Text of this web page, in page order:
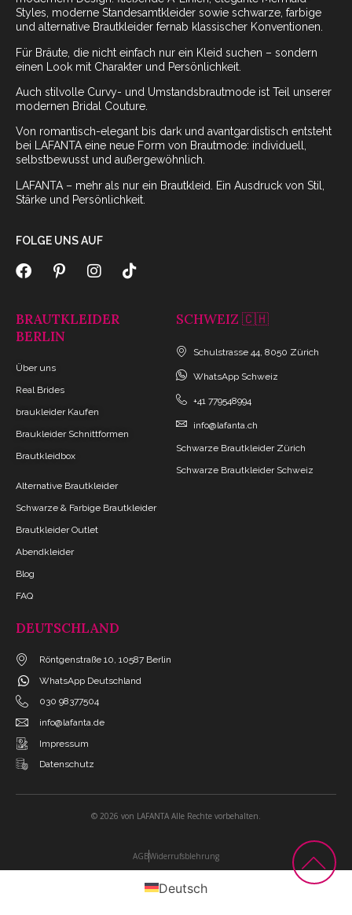
Styles, moderne Standesamtkleider sowie schwarze, farbige
und alternative Brautkleider fernab klassischer Konventionen.
Für Bräute, die nicht einfach nur ein Kleid suchen – sondern
einen Look mit Charakter und Persönlichkeit.
Auch stilvolle Curvy- und Umstandsbrautmode ist Teil unserer
modernen Bridal Couture.
Von romantisch-elegant bis dark und avantgardistisch entsteht
bei LAFANTA eine neue Form von Brautmode: individuell,
selbstbewusst und außergewöhnlich.
LAFANTA – mehr als nur ein Brautkleid. Ein Ausdruck von Stil,
Stärke und Persönlichkeit.
FOLGE UNS AUF
BRAUTKLEIDER
BERLIN
Über uns
Real Brides
braukleider Kaufen
Braukleider Schnittformen
Brautkleidbox
Alternative Brautkleider
Schwarze & Farbige Brautkleider
Brautkleider Outlet
Abendkleider
Blog
FAQ
SCHWEIZ 🇨🇭
Schulstrasse 44, 8050 Zürich
WhatsApp Schweiz
+41 779548994
info@lafanta.ch
Schwarze Brautkleider Zürich
Schwarze Brautkleider Schweiz
DEUTSCHLAND
Röntgenstraße 10, 10587 Berlin
WhatsApp Deutschland
030 98377504
info@lafanta.de
Impressum
Datenschutz
© 2026 von LAFANTA Alle Rechte vorbehalten.
AGBWiderrufsblehrung
Deutsch